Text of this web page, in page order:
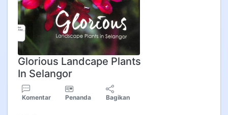
Glorious Landcape Plants
In Selangor
Komentar Penanda Bagikan